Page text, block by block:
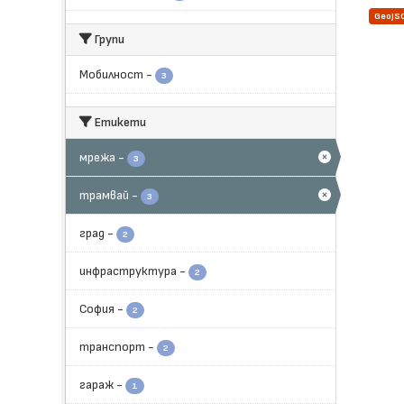
Групи
Мобилност - 3
Етикети
мрежа - 3
трамвай - 3
град - 2
инфраструктура - 2
София - 2
транспорт - 2
гараж - 1